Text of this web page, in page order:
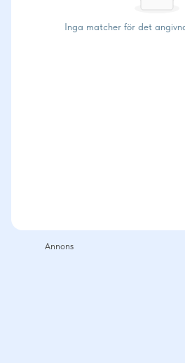
Inga matcher för det